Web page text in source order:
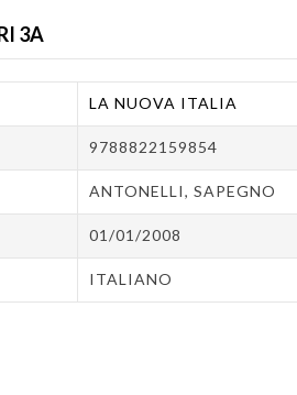
3A
LA NUOVA ITALIA
9788822159854
ANTONELLI, SAPEGNO
01/01/2008
ITALIANO